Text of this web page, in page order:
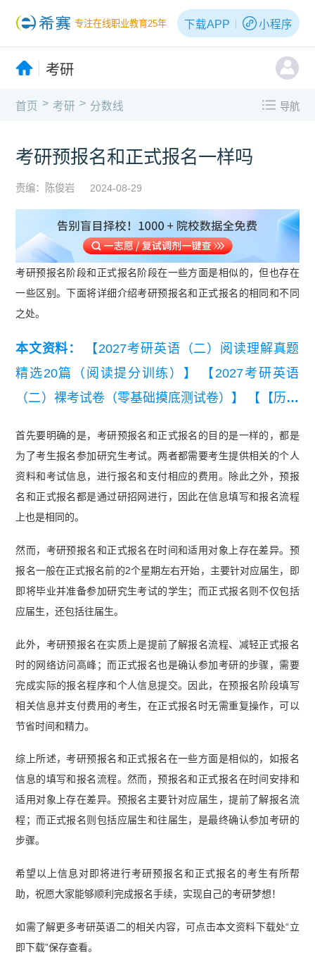
专注在线职业教育25年 下载APP 小程序
考研
首页 > 考研 > 分数线 导航
考研预报名和正式报名一样吗
责编：陈俊岩 2024-08-29
考研预报名阶段和正式报名阶段在一些方面是相似的，但也存在
一些区别。下面将详细介绍考研预报名和正式报名的相同和不同
之处。
本文资料：
【2027考研英语（二）阅读理解真题
精选20篇（阅读提分训练）】
【2027考研英语
（二）裸考试卷（零基础摸底测试卷）】
【【历年
【考研英语（二）历年真题词频表（高频）】
首先要明确的是，考研预报名和正式报名的目的是一样的，都是
为了考生报名参加研究生考试。两者都需要考生提供相关的个人
资料和考试信息，进行报名和支付相应的费用。除此之外，预报
名和正式报名都是通过研招网进行，因此在信息填写和报名流程
上也是相同的。
然而，考研预报名和正式报名在时间和适用对象上存在差异。预
报名一般在正式报名前的2个星期左右开始，主要针对应届生，即
即将毕业并准备参加研究生考试的学生；而正式报名则不仅包括
应届生，还包括往届生。
此外，考研预报名在实质上是提前了解报名流程、减轻正式报名
时的网络访问高峰；而正式报名也是确认参加考研的步骤，需要
完成实际的报名程序和个人信息提交。因此，在预报名阶段填写
相关信息并支付费用的考生，在正式报名时无需重复操作，可以
节省时间和精力。
综上所述，考研预报名和正式报名在一些方面是相似的，如报名
信息的填写和报名流程。然而，预报名和正式报名在时间安排和
适用对象上存在差异。预报名主要针对应届生，提前了解报名流
程；而正式报名则包括应届生和往届生，是最终确认参加考研的
步骤。
希望以上信息对即将进行考研预报名和正式报名的考生有所帮
助，祝愿大家能够顺利完成报名手续，实现自己的考研梦想！
如需了解更多考研英语二的相关内容，可点击本文资料下载处“立
即下载”保存查看。